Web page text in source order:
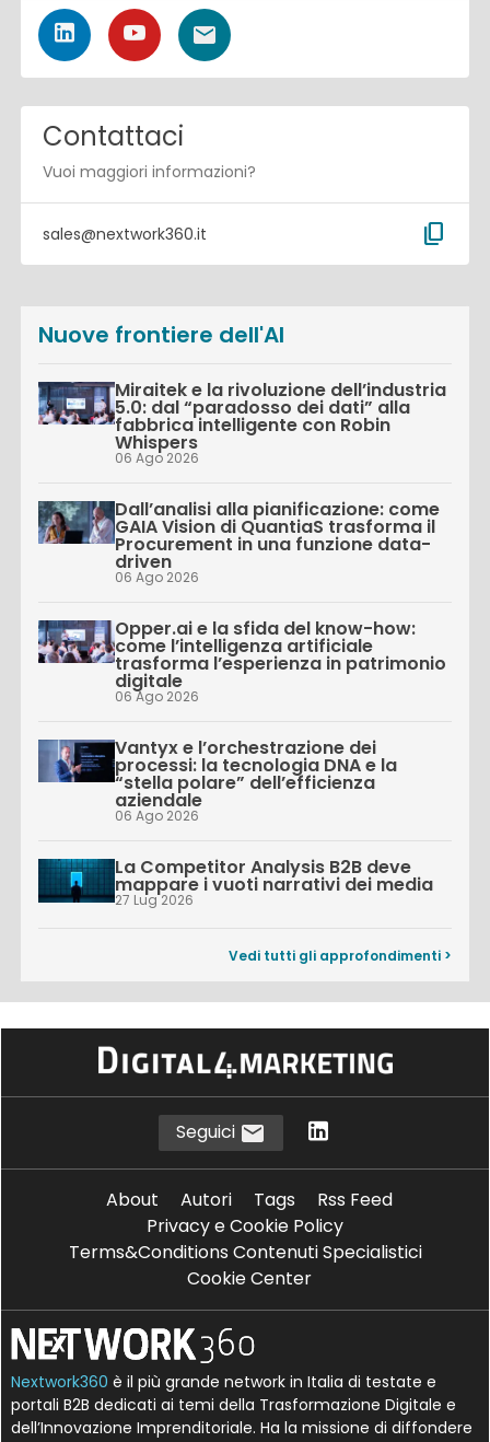
Contattaci
Vuoi maggiori informazioni?
sales@nextwork360.it content_copy
Nuove frontiere dell'AI
Miraitek e la rivoluzione dell’industria
5.0: dal “paradosso dei dati” alla
fabbrica intelligente con Robin
Whispers
06 Ago 2026
Dall’analisi alla pianificazione: come
GAIA Vision di QuantiaS trasforma il
Procurement in una funzione data-
driven
06 Ago 2026
Opper.ai e la sfida del know-how:
come l’intelligenza artificiale
trasforma l’esperienza in patrimonio
digitale
06 Ago 2026
Vantyx e l’orchestrazione dei
processi: la tecnologia DNA e la
“stella polare” dell’efficienza
aziendale
06 Ago 2026
La Competitor Analysis B2B deve
mappare i vuoti narrativi dei media
27 Lug 2026
Vedi tutti gli approfondimenti >
Seguici
About Autori Tags
Rss Feed
Privacy e Cookie Policy
Terms&Conditions Contenuti Specialistici
Cookie Center
Nextwork360 è il più grande network in Italia di testate e
portali B2B dedicati ai temi della Trasformazione Digitale e
dell’Innovazione Imprenditoriale. Ha la missione di diffondere